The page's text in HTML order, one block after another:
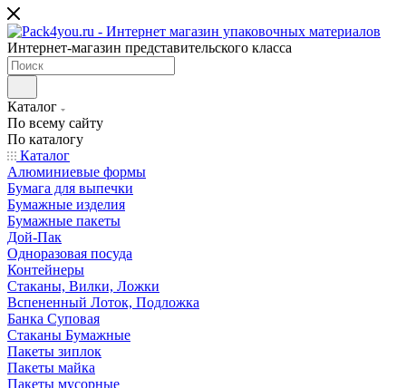
Интернет-магазин представительского класса
Каталог
По всему сайту
По каталогу
Каталог
Алюминиевые формы
Бумага для выпечки
Бумажные изделия
Бумажные пакеты
Дой-Пак
Одноразовая посуда
Контейнеры
Стаканы, Вилки, Ложки
Вспененный Лоток, Подложка
Банка Суповая
Стаканы Бумажные
Пакеты зиплок
Пакеты майка
Пакеты мусорные